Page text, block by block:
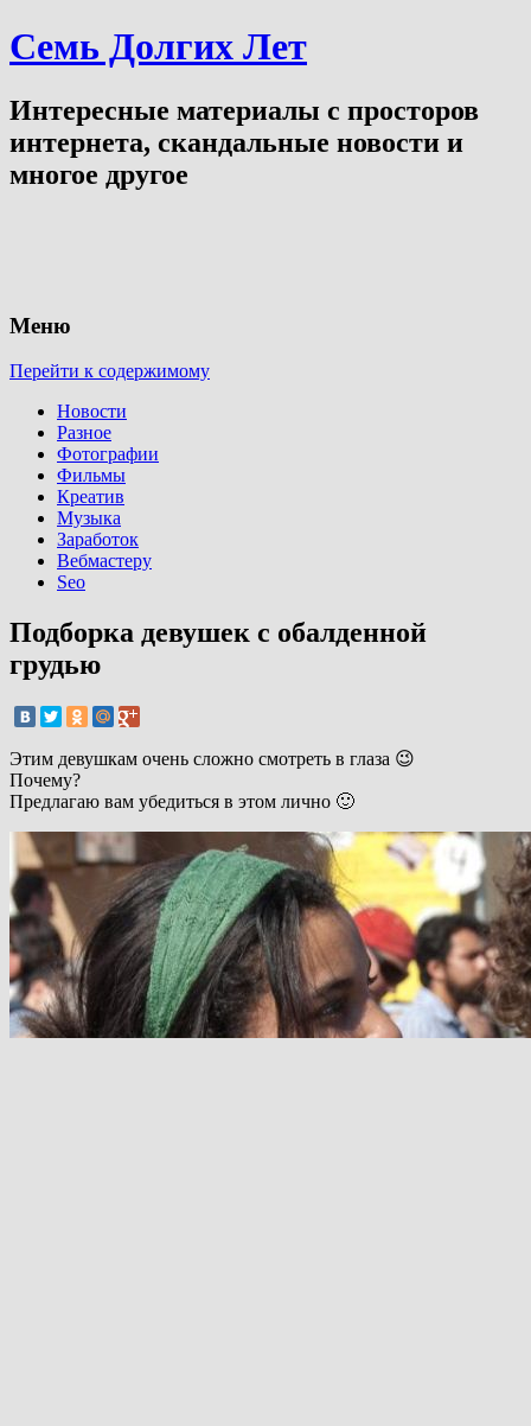
Семь Долгих Лет
Интересные материалы с просторов
интернета, скандальные новости и
многое другое
Меню
Перейти к содержимому
Новости
Разное
Фотографии
Фильмы
Креатив
Музыка
Заработок
Вебмастеру
Seo
Подборка девушек с обалденной
грудью
Этим девушкам очень сложно смотреть в глаза 😉
Почему?
Предлагаю вам убедиться в этом лично 🙂